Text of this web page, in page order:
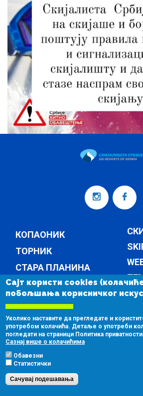
КОПАОНИК
ТОРНИК
СТАРА ПЛАНИНА
КОМПАНИЈА
Copyright © 2026Скијалишта Србије д.о.о.
Сајт користи cookies
побољшања корисничког
Уколико наставите да прегледате и
употребом колачића. Детаље о употреби
погледати на страници Политика
Сазнај више о колачићима
Обавезни
Статистички
Сачувај подешавања